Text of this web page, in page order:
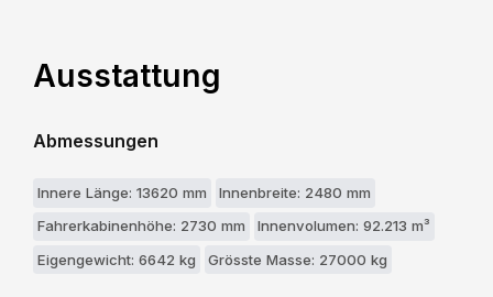
Ausstattung
Abmessungen
Innere Länge: 13620 mm
Innenbreite: 2480 mm
Fahrerkabinenhöhe: 2730 mm
Innenvolumen: 92.213 m³
Eigengewicht: 6642 kg
Grösste Masse: 27000 kg